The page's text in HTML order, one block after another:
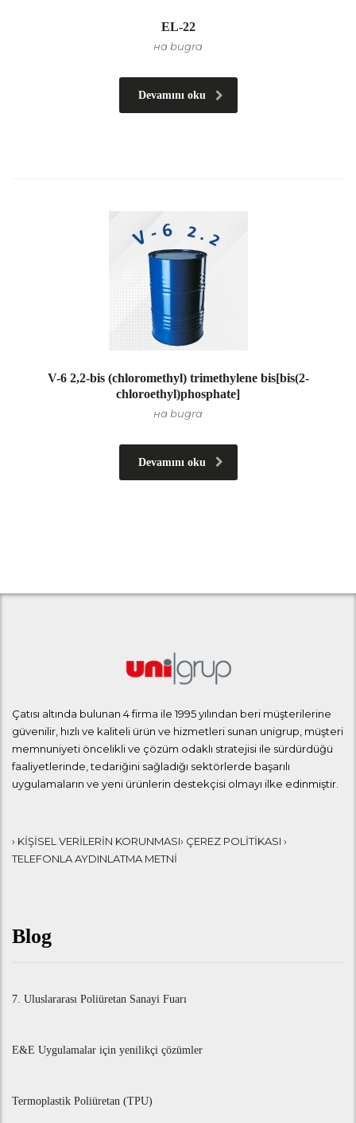
EL-22
на bugra
Devamını oku
V-6 2,2-bis (chloromethyl) trimethylene bis[bis(2-
chloroethyl)phosphate]
на bugra
Devamını oku
Çatısı altında bulunan 4 firma ile 1995 yılından beri müşterilerine
güvenilir, hızlı ve kaliteli ürün ve hizmetleri sunan unigrup, müşteri
memnuniyeti öncelikli ve çözüm odaklı stratejisi ile sürdürdüğü
faaliyetlerinde, tedariğini sağladığı sektörlerde başarılı
uygulamaların ve yeni ürünlerin destekçisi olmayı ilke edinmiştir.
› KİŞİSEL VERİLERİN KORUNMASI› ÇEREZ POLİTİKASI ›
TELEFONLA AYDINLATMA METNİ
Blog
7. Uluslararası Poliüretan Sanayi Fuarı
E&E Uygulamalar için yenilikçi çözümler
Termoplastik Poliüretan (TPU)